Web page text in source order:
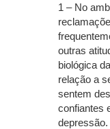
1 – No
outras
biológica
relação a
sentem
confiantes
depressão.